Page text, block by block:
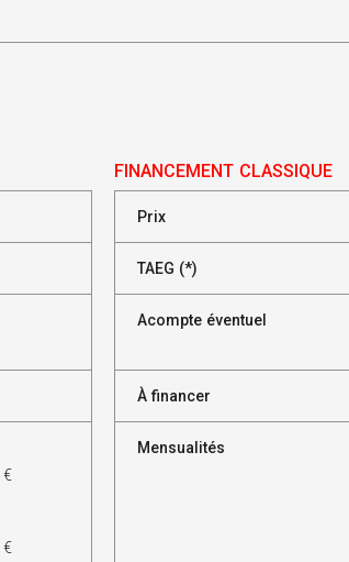
€
€
FINANCEMENT CLASSIQUE
Prix
TAEG (*)
Acompte éventuel
À financer
Mensualités